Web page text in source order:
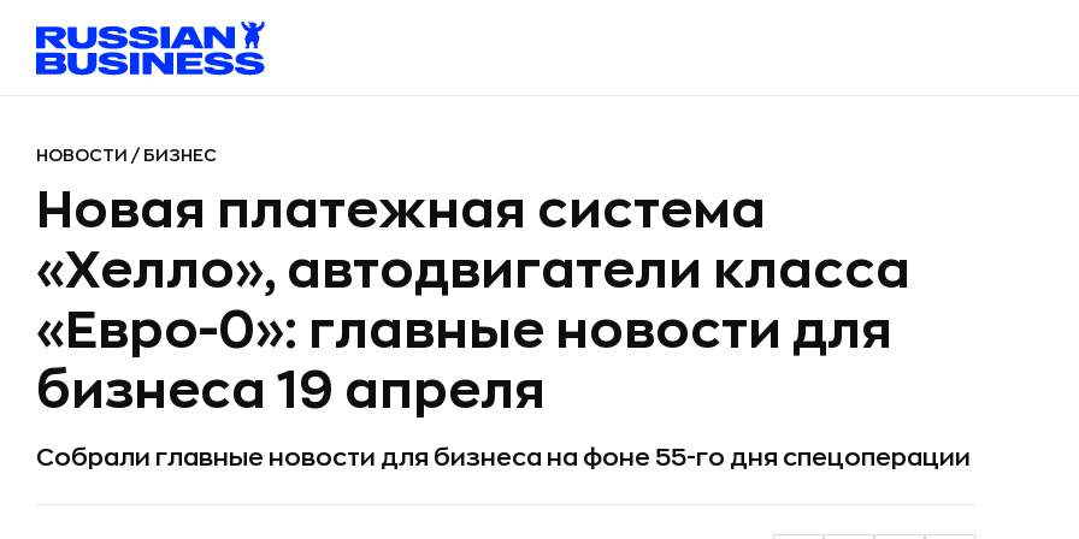
НОВОСТИ / БИЗНЕС
Новая платежная система
«Хелло», автодвигатели класса
«Евро-0»: главные новости для
бизнеса 19 апреля
Собрали главные новости для бизнеса на фоне 55-го дня спецоперации